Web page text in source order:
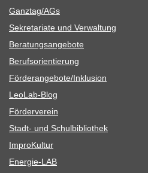
Ganztag/​​AGs
Sekre­ta­riate und Verwaltung
Bera­tungs­an­ge­bote
Berufs­ori­en­tie­rung
Förderangebote/​​Inklusion
Leo­Lab-Blog
För­der­ver­ein
Stadt- und Schulbibliothek
Impro­Kul­tur
Ener­­gie-LAB